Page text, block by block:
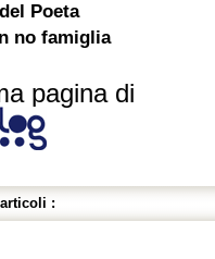
Poeta
no famiglia
pagina di
: